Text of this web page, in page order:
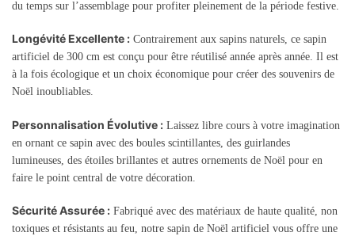
du temps sur l’assemblage pour profiter pleinement de la période festive.
Longévité Excellente : Contrairement aux sapins naturels, ce sapin
artificiel de 300 cm est conçu pour être réutilisé année après année. Il est
à la fois écologique et un choix économique pour créer des souvenirs de
Noël inoubliables.
Personnalisation Évolutive : Laissez libre cours à votre imagination
en ornant ce sapin avec des boules scintillantes, des guirlandes
lumineuses, des étoiles brillantes et autres ornements de Noël pour en
faire le point central de votre décoration.
Sécurité Assurée : Fabriqué avec des matériaux de haute qualité, non
toxiques et résistants au feu, notre sapin de Noël artificiel vous offre une